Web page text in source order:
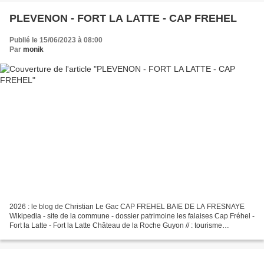
PLEVENON - FORT LA LATTE - CAP FREHEL
Publié le 15/06/2023 à 08:00
Par monik
2026 : le blog de Christian Le Gac CAP FREHEL BAIE DE LA FRESNAYE
Wikipedia - site de la commune - dossier patrimoine les falaises Cap Fréhel -
Fort la Latte - Fort la Latte Château de la Roche Guyon // : tourisme